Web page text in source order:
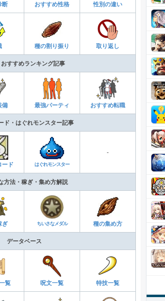
断 おすすめ性格 性別の違い
種の割り振り 取り返し
すすめランキング記事
備 最強パーティ おすすめ転職
ド・はぐれモンスター記事
ード はぐれモンスター
-
方法・稼ぎ・集め方解説
ぎ ちいさなメダル 種の集め方
データベース
覧 呪文一覧 特技一覧